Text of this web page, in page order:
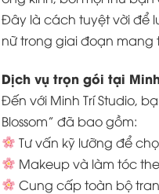
Đây là cách tuyệt vời để
nữ trong giai đoạn mang
Dịch vụ trọn gói tại
Đến với Minh Trí Studio,
Blossom” đã bao gồm:
Tư vấn kỹ lưỡng để
Makeup và làm tóc
Cung cấp toàn bộ